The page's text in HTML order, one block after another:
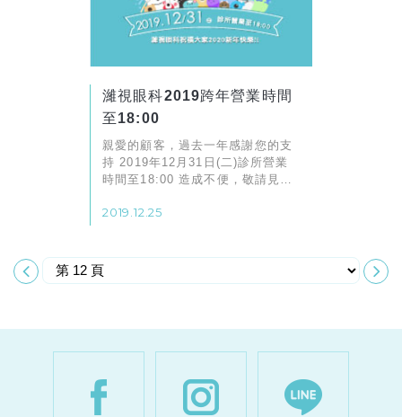
濰視眼科2019跨年營業時間
至18:00
親愛的顧客，過去一年感謝您的支
持 2019年12月31日(二)診所營業
時間至18:00 造成不便，敬請見諒
2019.12.25